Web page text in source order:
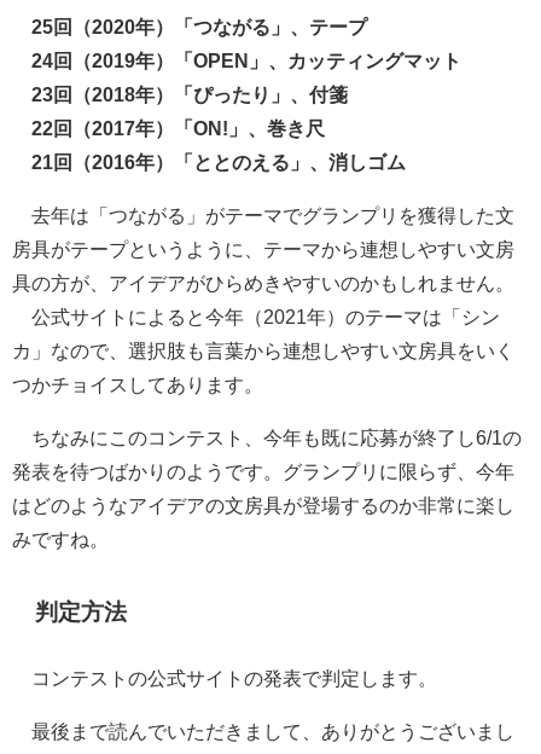
25回（2020年）「つながる」、テープ
24回（2019年）「OPEN」、カッティングマット
23回（2018年）「ぴったり」、付箋
22回（2017年）「ON!」、巻き尺
21回（2016年）「ととのえる」、消しゴム
去年は「つながる」がテーマでグランプリを獲得した文
房具がテープというように、テーマから連想しやすい文房
具の方が、アイデアがひらめきやすいのかもしれません。
公式サイトによると今年（2021年）のテーマは「シン
カ」なので、選択肢も言葉から連想しやすい文房具をいく
つかチョイスしてあります。
ちなみにこのコンテスト、今年も既に応募が終了し6/1の
発表を待つばかりのようです。グランプリに限らず、今年
はどのようなアイデアの文房具が登場するのか非常に楽し
みですね。
判定方法
コンテストの公式サイトの発表で判定します。
最後まで読んでいただきまして、ありがとうございまし